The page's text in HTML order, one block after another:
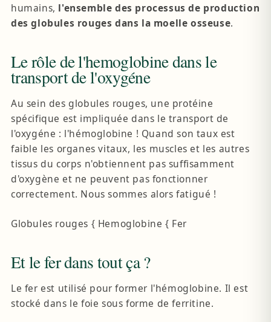
humains, l'ensemble des processus de production
des globules rouges dans la moelle osseuse.
Le rôle de l'hemoglobine dans le
transport de l'oxygéne
Au sein des globules rouges, une protéine
spécifique est impliquée dans le transport de
l'oxygéne : l'hémoglobine ! Quand son taux est
faible les organes vitaux, les muscles et les autres
tissus du corps n'obtiennent pas suffisamment
d'oxygène et ne peuvent pas fonctionner
correctement. Nous sommes alors fatigué !
Globules rouges { Hemoglobine { Fer
Et le fer dans tout ça ?
Le fer est utilisé pour former l'hémoglobine. Il est
stocké dans le foie sous forme de ferritine.